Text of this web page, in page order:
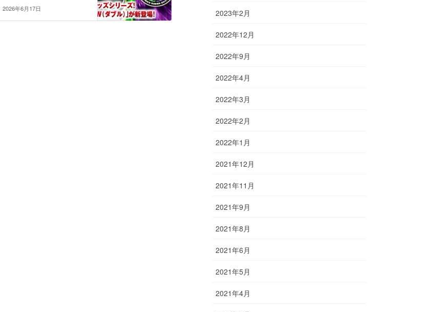
2026年6月17日 2023年2月
2022年12月
2022年9月
2022年4月
2022年3月
2022年2月
2022年1月
2021年12月
2021年11月
2021年9月
2021年8月
2021年6月
2021年5月
2021年4月